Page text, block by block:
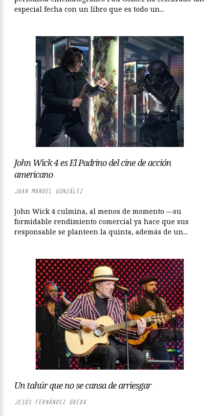
especial fecha con un libro que es todo un...
John Wick 4 es El Padrino del cine de acción
americano
JUAN MANUEL GONZÁLEZ
John Wick 4 culmina, al menos de momento —su
formidable rendimiento comercial ya hace que sus
responsable se planteen la quinta, además de un...
Un tahúr que no se cansa de arriesgar
JESÚS FERNÁNDEZ ÚBEDA